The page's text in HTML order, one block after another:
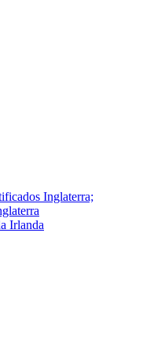
Inglaterra;
Irlanda